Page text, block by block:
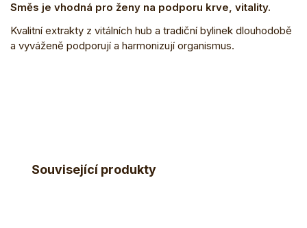
Směs je vhodná pro ženy na podporu krve, vitality.
Kvalitní extrakty z vitálních hub a tradiční bylinek dlouhodobě
a vyváženě podporují a harmonizují organismus.
Související produkty